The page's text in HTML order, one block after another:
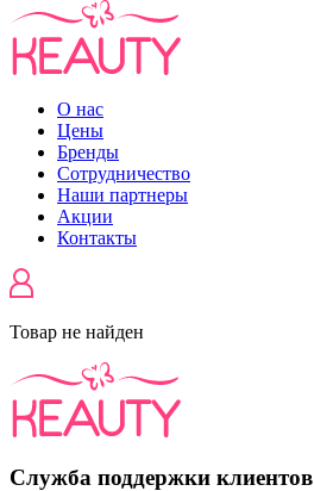
О нас
Цены
Бренды
Сотрудничество
Наши партнеры
Акции
Контакты
Товар не найден
Служба поддержки клиентов